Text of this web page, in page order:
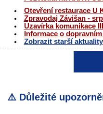
Otevření restaurace U
Zpravodaj Závišan -
Uzavírka komunikace
Informace o
Zobrazit starší aktuality
⚠️ Důležité